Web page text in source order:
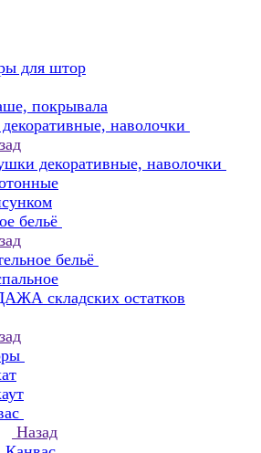
для штор
покрывала
наволочки
декоративные, наволочки
бельё
бельё
складских остатков
Назад